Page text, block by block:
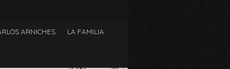
ARNICHES LA FAMILIA